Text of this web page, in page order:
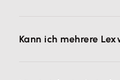
Schritt auf Wunsch
Kann ich mehrere